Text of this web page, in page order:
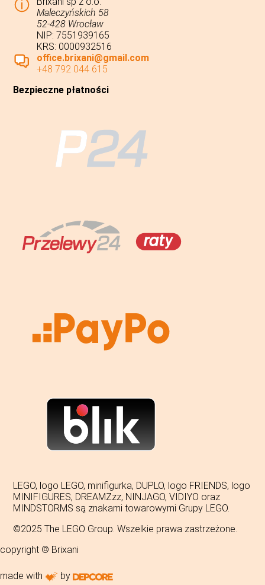
Maleczyńskich 58
52-428 Wrocław
NIP: 7551939165
KRS: 0000932516
office.brixani@gmail.com
+48 792 044 615
Bezpieczne płatności
LEGO, logo LEGO, minifigurka, DUPLO, logo FRIENDS, logo
MINIFIGURES, DREAMZzz, NINJAGO, VIDIYO oraz
MINDSTORMS są znakami towarowymi Grupy LEGO.
©2025 The LEGO Group. Wszelkie prawa zastrzeżone.
copyright © Brixani
made with by